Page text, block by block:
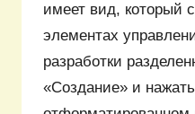
имеет вид, который
элементах
разработки
«Создание» и